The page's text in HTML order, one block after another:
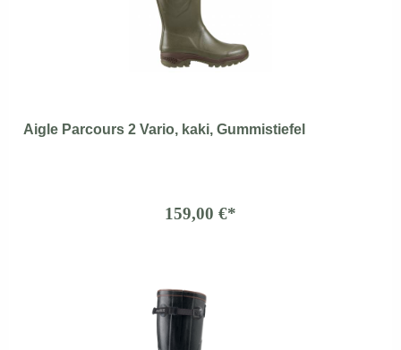
Aigle Parcours 2 Vario, kaki, Gummistiefel
159,00 €*